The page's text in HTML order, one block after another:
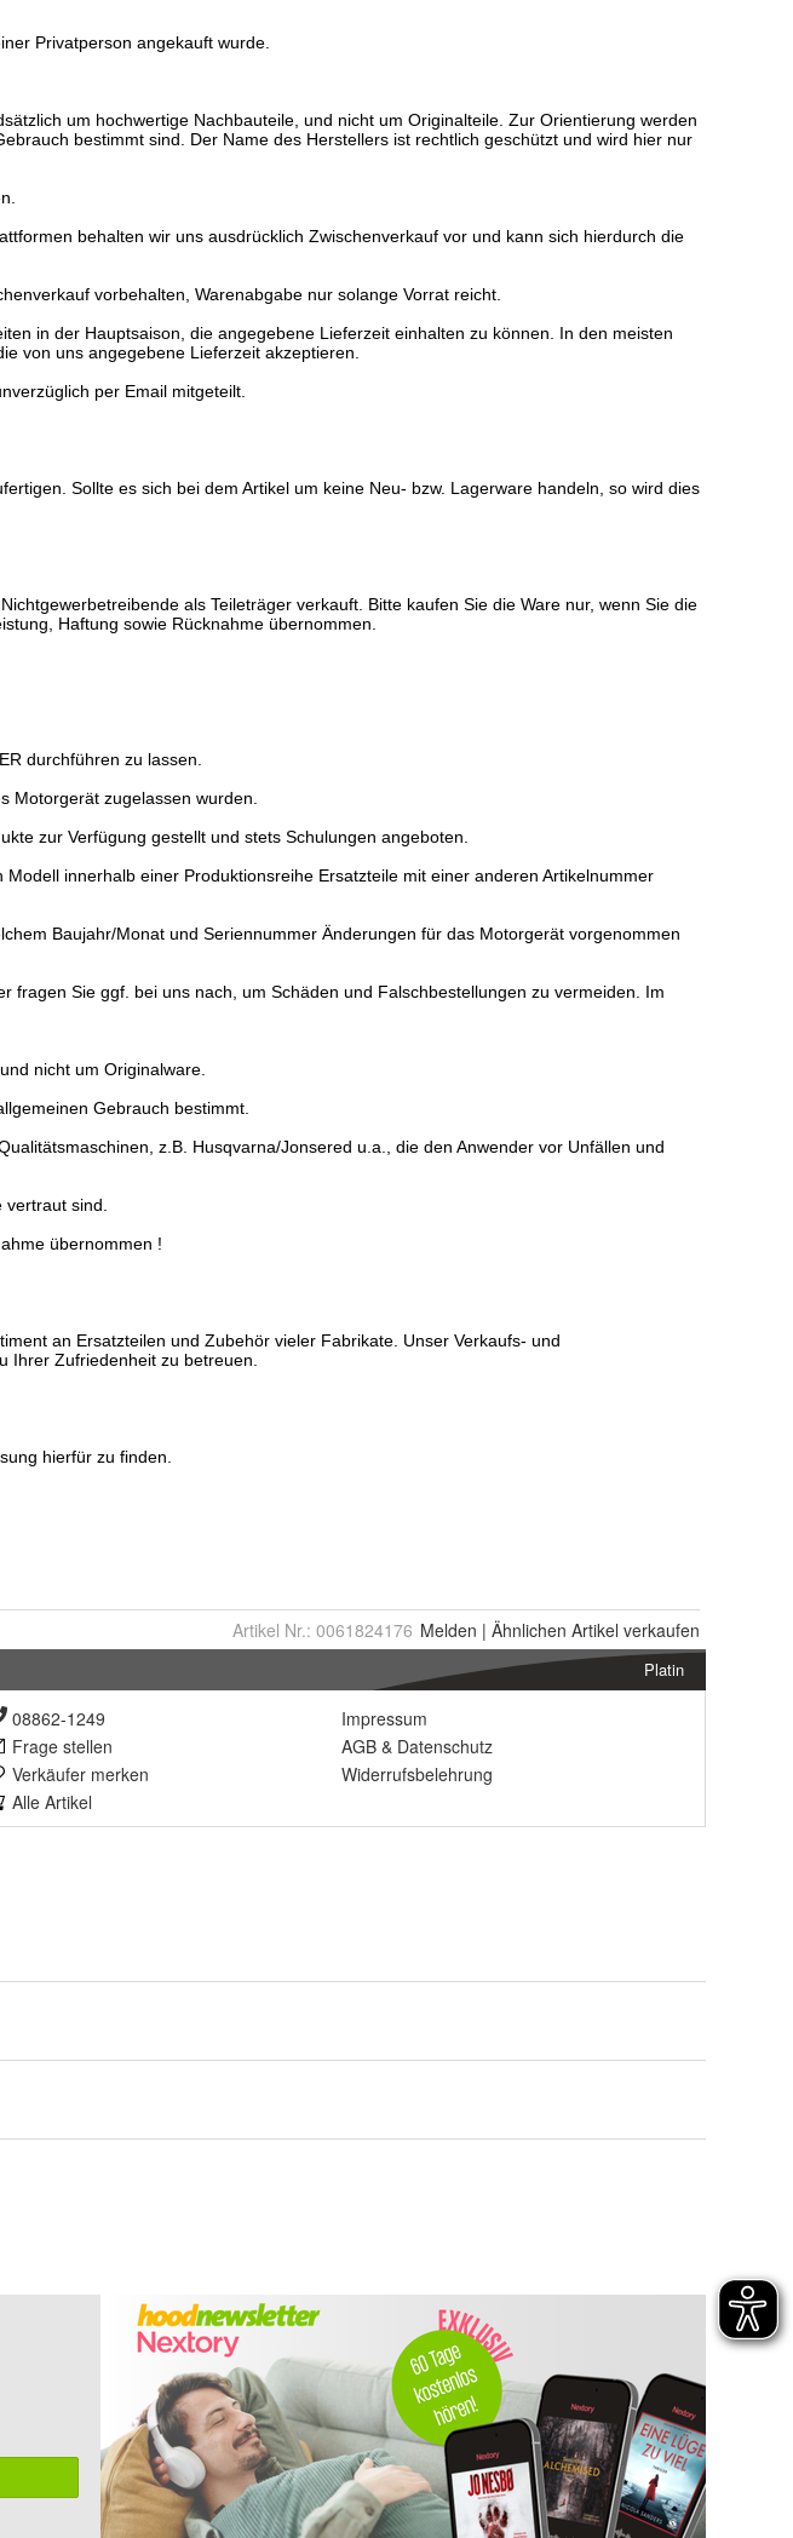
Artikel Nr.: 0061824176 Melden | Ähnlichen Artikel verkaufen
Platin
08862-1249
Frage stellen
Verkäufer merken
Alle Artikel
Impressum
AGB & Datenschutz
Widerrufsbelehrung